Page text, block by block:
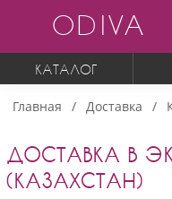
ODIVA
КАТАЛОГ
Главная Доставка
ДОСТАВКА В
(КАЗАХСТАН)